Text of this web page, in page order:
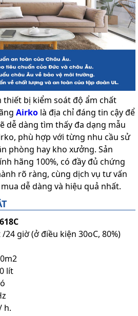
thiết bị kiểm soát độ ẩm chất
Airko là địa chỉ đáng tin cậy để
dễ dàng tìm thấy đa dạng mẫu
phù hợp với từng nhu cầu sử
phòng hay kho xưởng. Sản
hãng 100%, có đầy đủ chứng
rõ ràng, cùng dịch vụ tư vấn
dễ dàng và hiệu quả nhất.
giờ (ở điều kiện 30oC, 80%)
lít
h.